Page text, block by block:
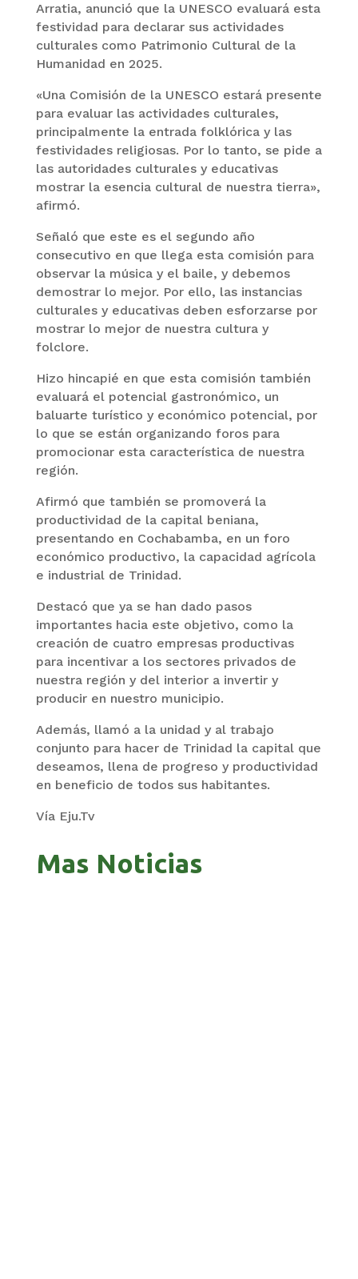
Arratia, anunció que la UNESCO evaluará esta
festividad para declarar sus actividades
culturales como Patrimonio Cultural de la
Humanidad en 2025.
«Una Comisión de la UNESCO estará presente
para evaluar las actividades culturales,
principalmente la entrada folklórica y las
festividades religiosas. Por lo tanto, se pide a
las autoridades culturales y educativas
mostrar la esencia cultural de nuestra tierra»,
afirmó.
Señaló que este es el segundo año
consecutivo en que llega esta comisión para
observar la música y el baile, y debemos
demostrar lo mejor. Por ello, las instancias
culturales y educativas deben esforzarse por
mostrar lo mejor de nuestra cultura y
folclore.
Hizo hincapié en que esta comisión también
evaluará el potencial gastronómico, un
baluarte turístico y económico potencial, por
lo que se están organizando foros para
promocionar esta característica de nuestra
región.
Afirmó que también se promoverá la
productividad de la capital beniana,
presentando en Cochabamba, en un foro
económico productivo, la capacidad agrícola
e industrial de Trinidad.
Destacó que ya se han dado pasos
importantes hacia este objetivo, como la
creación de cuatro empresas productivas
para incentivar a los sectores privados de
nuestra región y del interior a invertir y
producir en nuestro municipio.
Además, llamó a la unidad y al trabajo
conjunto para hacer de Trinidad la capital que
deseamos, llena de progreso y productividad
en beneficio de todos sus habitantes.
Vía Eju.Tv
Mas Noticias